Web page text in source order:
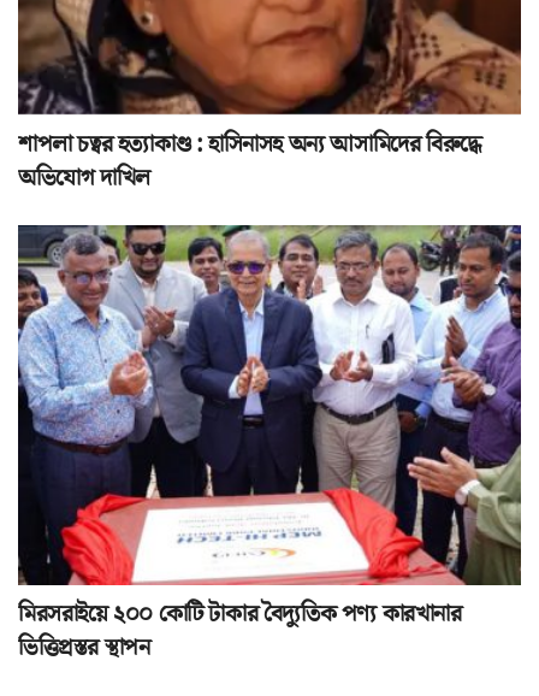
শাপলা চত্বর হত্যাকাণ্ড : হাসিনাসহ অন্য আসামিদের বিরুদ্ধে
অভিযোগ দাখিল
মিরসরাইয়ে ২০০ কোটি টাকার বৈদ্যুতিক পণ্য কারখানার
ভিত্তিপ্রস্তর স্থাপন